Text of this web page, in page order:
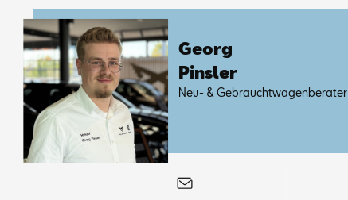
Ge­org
Pins­ler
Neu- & Ge­braucht­wa­gen­be­ra­ter